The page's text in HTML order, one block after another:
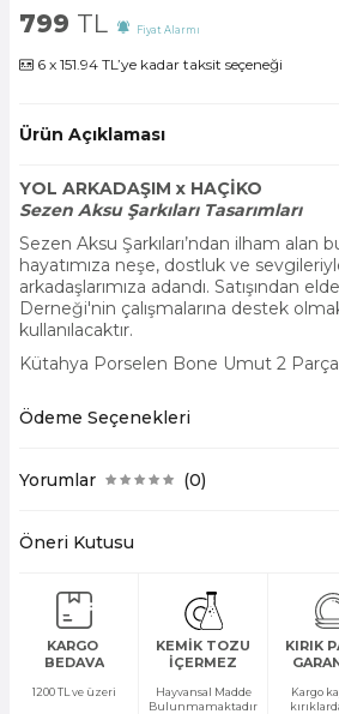
799 TL Fiyat Alarmı
6 x 151.94 TL’ye kadar taksit seçeneği
Ürün Açıklaması
YOL ARKADAŞIM x HAÇİKO
Sezen Aksu Şarkıları Tasarımları
Sezen Aksu Şarkıları’ndan ilham alan
hayatımıza neşe, dostluk ve
arkadaşlarımıza adandı. Satışından
Derneği'nin çalışmalarına destek
kullanılacaktır.
Kütahya Porselen Bone Umut 2 Parça
Ödeme Seçenekleri
Yorumlar (0)
Öneri Kutusu
KARGO
BEDAVA
1200 TL ve üzeri
KEMİK TOZU
İÇERMEZ
Hayvansal Madde
Bulunmamaktadır
KIRIK
Kargo